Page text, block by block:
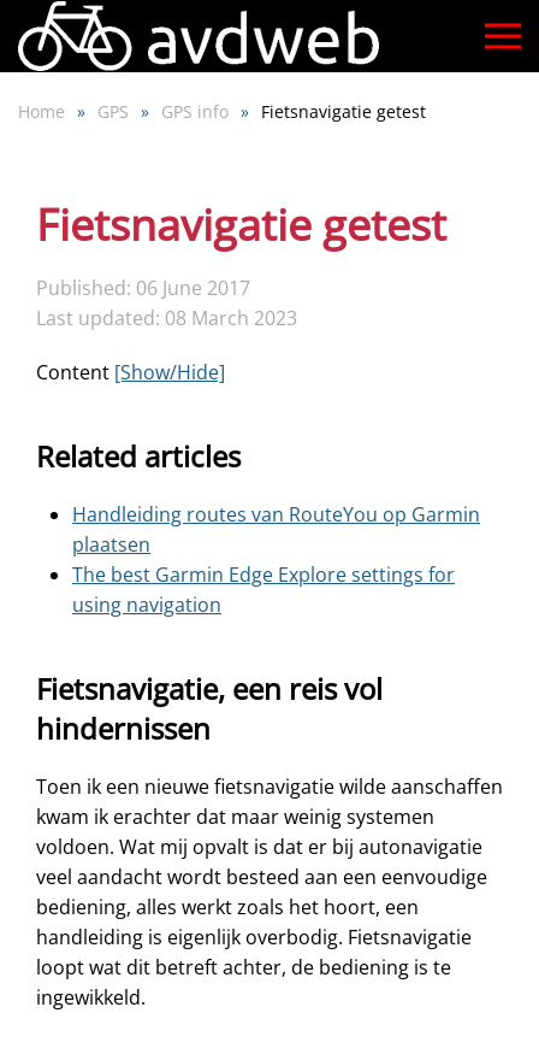
Skip
main
Home GPS GPS info Fietsnavigatie getest
Fietsnavigatie getest
Published: 06 June 2017
Last updated: 08 March 2023
Content [Show/Hide]
Related articles
Handleiding routes van RouteYou op Garmin
plaatsen
The best Garmin Edge Explore settings for
using navigation
Fietsnavigatie, een reis vol
hindernissen
Toen ik een nieuwe fietsnavigatie wilde aanschaffen
kwam ik erachter dat maar weinig systemen
voldoen. Wat mij opvalt is dat er bij autonavigatie
veel aandacht wordt besteed aan een eenvoudige
bediening, alles werkt zoals het hoort, een
handleiding is eigenlijk overbodig. Fietsnavigatie
loopt wat dit betreft achter, de bediening is te
ingewikkeld.